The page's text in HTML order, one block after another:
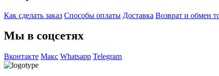
Как сделать заказ Способы оплаты Доставка Возврат и обмен
Мы в соцсетях
Вконтакте Макс Whatsapp Telegram